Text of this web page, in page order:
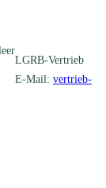
LGRB-Vertrieb
E-Mail: vertrieb-